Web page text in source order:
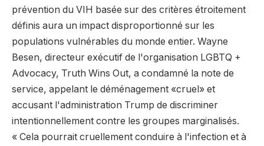
prévention du VIH basée sur des critères étroitement
définis aura un impact disproportionné sur les
populations vulnérables du monde entier. Wayne
Besen, directeur exécutif de l'organisation LGBTQ +
Advocacy, Truth Wins Out, a condamné la note de
service, appelant le déménagement «cruel» et
accusant l'administration Trump de discriminer
intentionnellement contre les groupes marginalisés.
« Cela pourrait cruellement conduire à l'infection et à